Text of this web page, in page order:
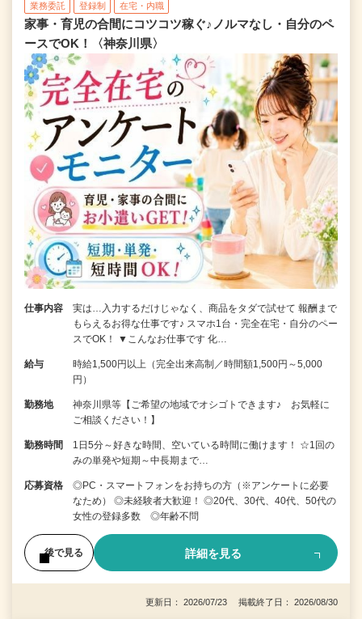
業務委託 登録制 在宅・内職
家事・育児の合間にコツコツ稼ぐ♪ノルマなし・自分のペ
ースでOK！〈神奈川県〉
仕事内容
実は…入力するだけじゃなく、商品をタダで試せて 報酬まで
もらえるお得な仕事です♪ スマホ1台・完全在宅・自分のペー
スでOK！ ▼こんなお仕事です 化…
給与
時給1,500円以上（完全出来高制／時間額1,500円～5,000
円）
勤務地
神奈川県等【ご希望の地域でオシゴトできます♪ お気軽に
ご相談ください！】
勤務時間
1日5分～好きな時間、空いている時間に働けます！ ☆1回の
みの単発や短期～中長期まで…
応募資格
◎PC・スマートフォンをお持ちの方（※アンケートに必要
なため） ◎未経験者大歓迎！ ◎20代、30代、40代、50代の
女性の登録多数 ◎年齢不問
後で見る 詳細を見る
更新日： 2026/07/23 掲載終了日： 2026/08/30